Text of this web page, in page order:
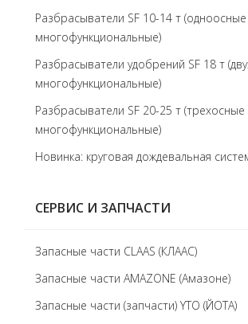
Разбрасыватели SF 10-14 т (одноосные
многофункциональные)
Разбрасыватели удобрений SF 18 т
многофункциональные)
Разбрасыватели SF 20-25 т (трехосные
многофункциональные)
Новинка: круговая дождевальная
СЕРВИС И ЗАПЧАСТИ
Запасные части CLAAS (КЛААС)
Запасные части AMAZONE (Амазоне)
Запасные части (запчасти) YTO (ЙОТА)